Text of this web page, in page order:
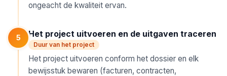
ongeacht de kwaliteit ervan.
5 Het project uitvoeren en de uitgaven traceren
Duur van het project
Het project uitvoeren conform het dossier en elk
bewijsstuk bewaren (facturen, contracten,